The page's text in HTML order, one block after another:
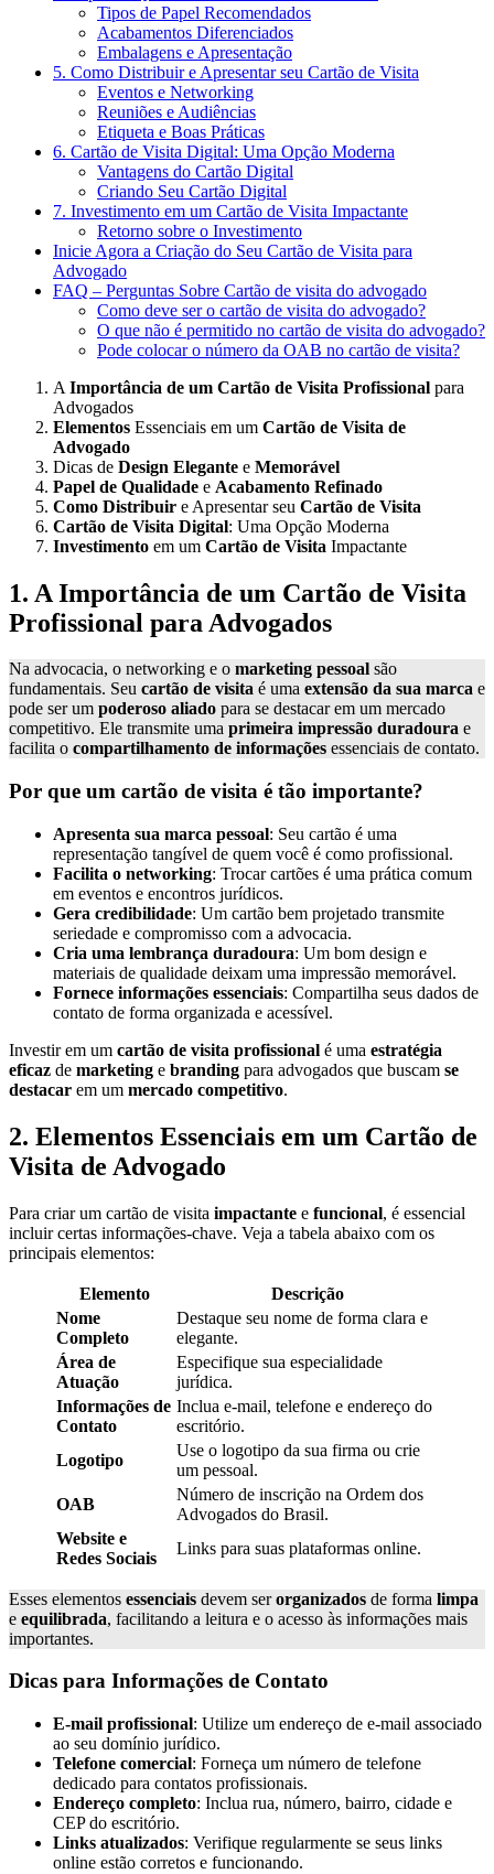
Tipos de Papel Recomendados
Acabamentos Diferenciados
Embalagens e Apresentação
5. Como Distribuir e Apresentar seu Cartão de Visita
Eventos e Networking
Reuniões e Audiências
Etiqueta e Boas Práticas
6. Cartão de Visita Digital: Uma Opção Moderna
Vantagens do Cartão Digital
Criando Seu Cartão Digital
7. Investimento em um Cartão de Visita Impactante
Retorno sobre o Investimento
Inicie Agora a Criação do Seu Cartão de Visita para
Advogado
FAQ – Perguntas Sobre Cartão de visita do advogado
Como deve ser o cartão de visita do advogado?
O que não é permitido no cartão de visita do advogado?
Pode colocar o número da OAB no cartão de visita?
A Importância de um Cartão de Visita Profissional para
Advogados
Elementos Essenciais em um Cartão de Visita de
Advogado
Dicas de Design Elegante e Memorável
Papel de Qualidade e Acabamento Refinado
Como Distribuir e Apresentar seu Cartão de Visita
Cartão de Visita Digital: Uma Opção Moderna
Investimento em um Cartão de Visita Impactante
1. A Importância de um Cartão de Visita
Profissional para Advogados
Na advocacia, o networking e o marketing pessoal são
fundamentais. Seu cartão de visita é uma extensão da sua marca e
pode ser um poderoso aliado para se destacar em um mercado
competitivo. Ele transmite uma primeira impressão duradoura e
facilita o compartilhamento de informações essenciais de contato.
Por que um cartão de visita é tão importante?
Apresenta sua marca pessoal: Seu cartão é uma
representação tangível de quem você é como profissional.
Facilita o networking: Trocar cartões é uma prática comum
em eventos e encontros jurídicos.
Gera credibilidade: Um cartão bem projetado transmite
seriedade e compromisso com a advocacia.
Cria uma lembrança duradoura: Um bom design e
materiais de qualidade deixam uma impressão memorável.
Fornece informações essenciais: Compartilha seus dados de
contato de forma organizada e acessível.
Investir em um cartão de visita profissional é uma estratégia
eficaz de marketing e branding para advogados que buscam se
destacar em um mercado competitivo.
2. Elementos Essenciais em um Cartão de
Visita de Advogado
Para criar um cartão de visita impactante e funcional, é essencial
incluir certas informações-chave. Veja a tabela abaixo com os
principais elementos:
Elemento
Descrição
Nome
Completo
Destaque seu nome de forma clara e
elegante.
Área de
Atuação
Especifique sua especialidade
jurídica.
Informações de
Contato
Inclua e-mail, telefone e endereço do
escritório.
Logotipo
Use o logotipo da sua firma ou crie
um pessoal.
OAB
Número de inscrição na Ordem dos
Advogados do Brasil.
Website e
Redes Sociais
Links para suas plataformas online.
Esses elementos essenciais devem serorganizados de forma limpa
e equilibrada, facilitando a leitura e o acesso às informações mais
importantes.
Dicas para Informações de Contato
E-mail profissional: Utilize um endereço de e-mail associado
ao seu domínio jurídico.
Telefone comercial: Forneça um número de telefone
dedicado para contatos profissionais.
Endereço completo: Inclua rua, número, bairro, cidade e
CEP do escritório.
Links atualizados: Verifique regularmente se seus links
online estão corretos e funcionando.